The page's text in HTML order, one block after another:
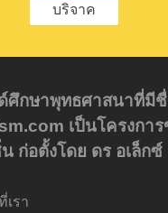
บริจาค
ศึกษาพุทธศาสนาที่มี
เป็นโครงกา
น ก่อตั้งโดย ดร อเล็กซ์
เรา